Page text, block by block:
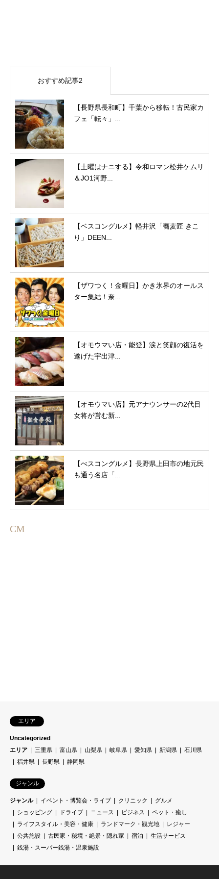
おすすめ記事2
【長野県長和町】千葉から移転！古民家カ
フェ「転々」...
【土曜はナニする】令和ロマン松井ケムリ
＆JO1河野...
【ベスコングルメ】軽井沢「蕎麦匠 きこ
り」DEEN...
【ザワつく！金曜日】かき氷界のオールス
ター集結！奈...
【オモウマい店・能登】涙と笑顔の復活を
遂げた宇出津...
【オモウマい店】元アナウンサーの2代目
女将が営む新...
【べスコングルメ】長野県上田市の地元民
も通う名店「...
CM
エリア
Uncategorized
エリア
三重県 富山県 山梨県 岐阜県 愛知県 新潟県
石川県
福井県
長野県 静岡県
ジャンル
ジャンル イベント・博覧会・ライブ クリニック
グルメ
ショッピング
ドライブ ニュース ビジネス
ペット・癒し
ライフスタイル・美容・健康
ランドマーク・観光地
レジャー
公共施設
古民家・秘境・絶景・隠れ家 宿泊
生活サービス
銭湯・スーパー銭湯・温泉施設